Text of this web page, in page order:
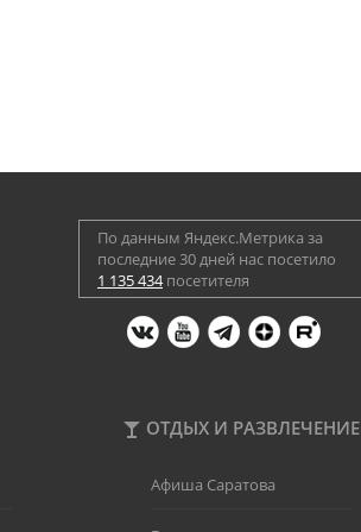
По данным Яндекс.Метрика за
последние 30 дней нас посетило
1 135 434посетителя
ОТДЫХ И РАЗВЛЕЧЕНИЕ
Афиша Саратова